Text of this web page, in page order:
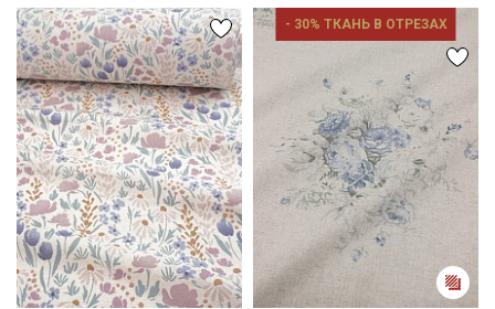
- 30% ТКАНЬ В ОТРЕЗАХ